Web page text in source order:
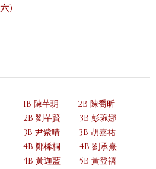
)
1B 陳芊玥
2B 陳喬昕
2B 劉芊賢
3B 彭琬娜
3B 尹紫晴
3B 胡嘉祐
4B 鄭桸桐
4B 劉承熹
4B 黃迦藍
5B 黃登禧